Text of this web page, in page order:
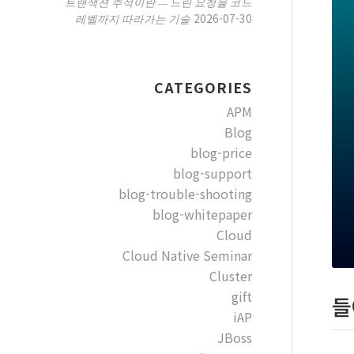
레벨까지 따라가는 기술 2026-07-30
CATEGORIES
APM
Blog
blog-price
blog-support
blog-trouble-shooting
blog-whitepaper
Cloud
Cloud Native Seminar
Cluster
gift
iAP
JBoss